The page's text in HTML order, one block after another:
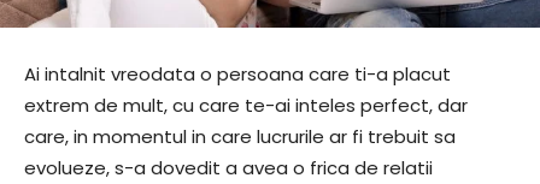
Ai intalnit vreodata o persoana care ti-a placut
extrem de mult, cu care te-ai inteles perfect, dar
care, in momentul in care lucrurile ar fi trebuit sa
evolueze, s-a dovedit a avea o frica de relatii